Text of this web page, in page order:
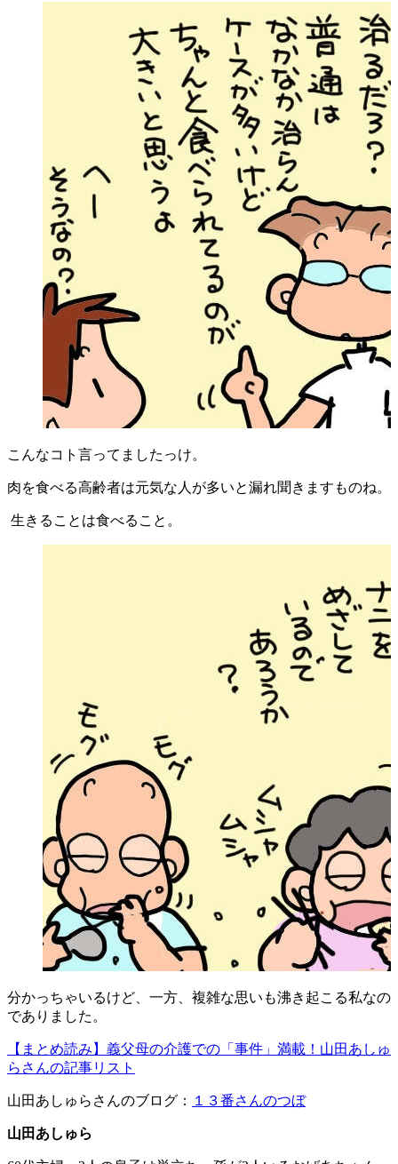
こんなコト言ってましたっけ。
肉を食べる高齢者は元気な人が多いと漏れ聞きますものね。
生きることは食べること。
分かっちゃいるけど、一方、複雑な思いも沸き起こる私なの
でありました。
【まとめ読み】義父母の介護での「事件」満載！山田あしゅ
らさんの記事リスト
山田あしゅらさんのブログ： １３番さんのつぼ
山田あしゅら